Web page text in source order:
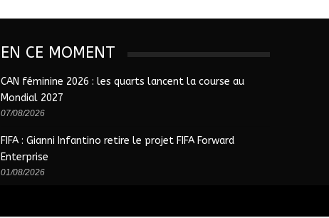
EN CE MOMENT
CAN féminine 2026 : les quarts lancent la course au
Mondial 2027
07/08/2026
FIFA : Gianni Infantino retire le projet FIFA Forward
Enterprise
01/08/2026